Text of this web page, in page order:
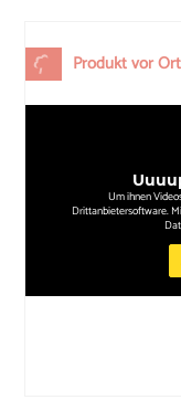
Produkt vor
Um ihnen
Drittanbietersoftware.